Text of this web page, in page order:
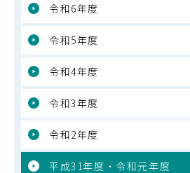
令和6年度
令和5年度
令和4年度
令和3年度
令和2年度
平成31年度・令和元年度